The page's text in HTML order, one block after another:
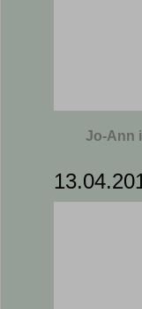
Jo-Ann